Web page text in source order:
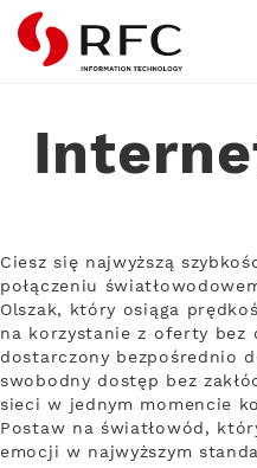
RFC
Ciesz się najwyższą
połączeniu
Olszak, który osiąga
na korzystanie z oferty bez
dostarczony bezpośrednio
swobodny dostęp bez
sieci w jednym momencie
Postaw na światłowód,
emocji w najwyższym